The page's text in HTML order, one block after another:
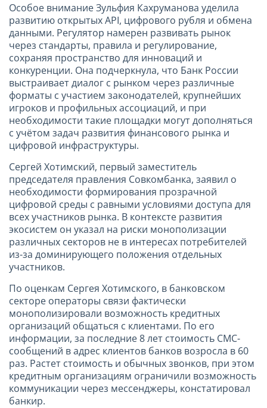
Особое внимание Зульфия Кахруманова уделила
развитию открытых API, цифрового рубля и обмена
данными. Регулятор намерен развивать рынок
через стандарты, правила и регулирование,
сохраняя пространство для инноваций и
конкуренции. Она подчеркнула, что Банк России
выстраивает диалог с рынком через различные
форматы с участием законодателей, крупнейших
игроков и профильных ассоциаций, и при
необходимости такие площадки могут дополняться
с учётом задач развития финансового рынка и
цифровой инфраструктуры.
Сергей Хотимский, первый заместитель
председателя правления Совкомбанка, заявил о
необходимости формирования прозрачной
цифровой среды с равными условиями доступа для
всех участников рынка. В контексте развития
экосистем он указал на риски монополизации
различных секторов не в интересах потребителей
из-за доминирующего положения отдельных
участников.
По оценкам Сергея Хотимского, в банковском
секторе операторы связи фактически
монополизировали возможность кредитных
организаций общаться с клиентами. По его
информации, за последние 8 лет стоимость СМС-
сообщений в адрес клиентов банков возросла в 60
раз. Растет стоимость и обычных звонков, при этом
кредитным организациям ограничили возможность
коммуникации через мессенджеры, констатировал
банкир.